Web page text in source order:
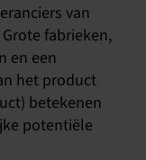
van
fabrieken,
en een
het product
betekenen
potentiële